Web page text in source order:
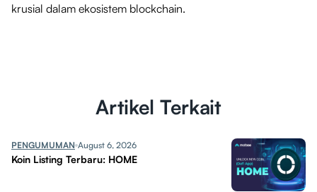
krusial dalam ekosistem blockchain.
Artikel Terkait
PENGUMUMAN August 6, 2026
Koin Listing Terbaru: HOME